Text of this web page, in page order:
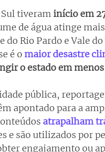
Sul tiveram início em
de água atinge
Rio Pardo e Vale
é o maior desastre
o estado em
pública,
apontado para a
atrapalham
e são utilizados por
engajamento ou